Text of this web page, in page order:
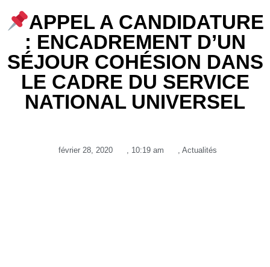
APPEL A CANDIDATURE
: ENCADREMENT D’UN
SÉJOUR COHÉSION DANS
LE CADRE DU SERVICE
NATIONAL UNIVERSEL
février 28, 2020 10:19 am Actualités